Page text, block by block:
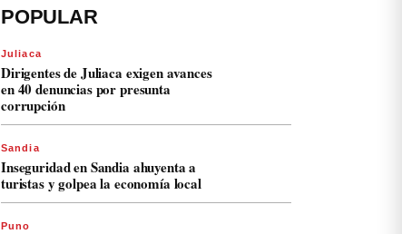
POPULAR
Juliaca
Dirigentes de Juliaca exigen avances
en 40 denuncias por presunta
corrupción
Sandia
Inseguridad en Sandia ahuyenta a
turistas y golpea la economía local
Puno